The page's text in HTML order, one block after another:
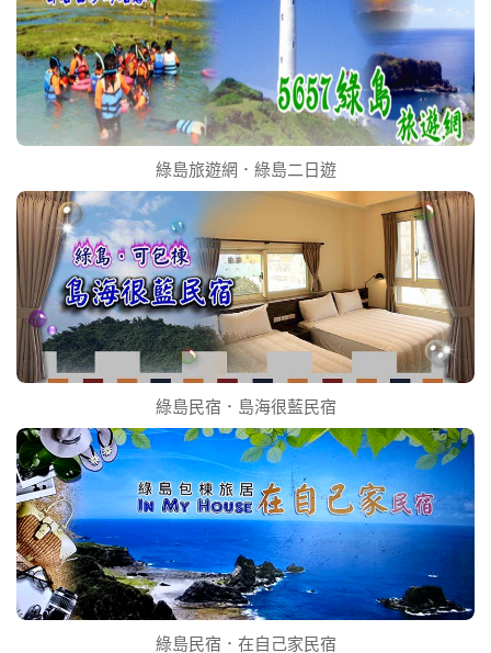
綠島旅遊網．綠島二日遊
綠島民宿．島海很藍民宿
綠島民宿．在自己家民宿